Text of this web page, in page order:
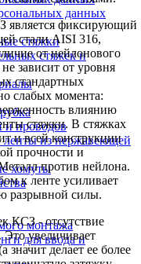
данных
стяжки
стяжек и
и проводов
ленты из нержавеющей
хомуты
монтажа
для ввода и
является фиксирующий
стали AISI 316,
от нейлонового
зависит от уровня
стандартных
слабых момента:
влиянию
стяжки. В стяжках
и всей конструкции
прочности и
против нейлона.
к ленте усиливает
разрывной силы.
КСЗ - отсутствие
увеличивает
значит делает ее более